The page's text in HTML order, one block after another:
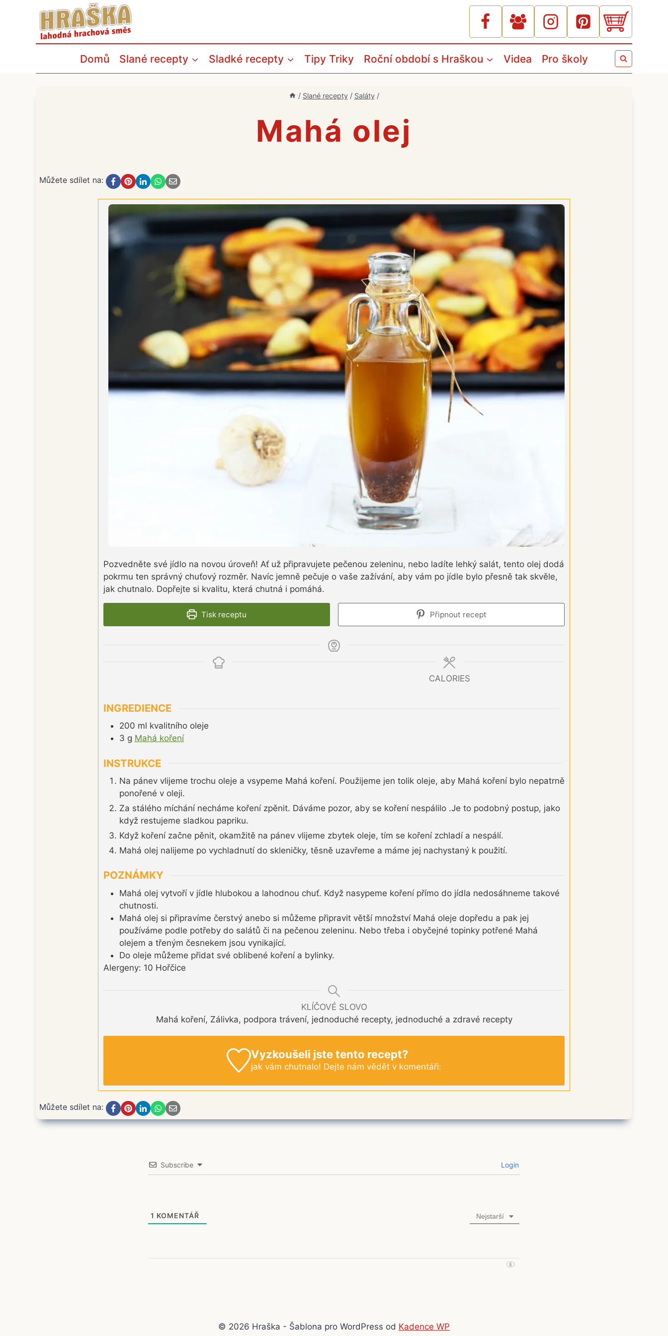
Domů Slané recepty Sladké recepty Tipy Triky Roční období s Hraškou Videa Pro školy
/ Slané recepty / Saláty /
Mahá olej
Můžete sdílet na:
Pozvedněte své jídlo na novou úroveň! Ať už připravujete pečenou zeleninu, nebo ladíte lehký salát, tento olej dodá
pokrmu ten správný chuťový rozměr. Navíc jemně pečuje o vaše zažívání, aby vám po jídle bylo přesně tak skvěle,
jak chutnalo. Dopřejte si kvalitu, která chutná i pomáhá.
Tisk receptu Připnout recept
CALORIES
INGREDIENCE
200 ml kvalitního oleje
3 g Mahá koření
INSTRUKCE
Na pánev vlijeme trochu oleje a vsypeme Mahá koření. Použijeme jen tolik oleje, aby Mahá koření bylo nepatrně
ponořené v oleji.
Za stálého míchání necháme koření zpěnit. Dáváme pozor, aby se koření nespálilo .Je to podobný postup, jako
když restujeme sladkou papriku.
Když koření začne pěnit, okamžitě na pánev vlijeme zbytek oleje, tím se koření zchladí a nespálí.
Mahá olej nalijeme po vychladnutí do skleničky, těsně uzavřeme a máme jej nachystaný k použití.
POZNÁMKY
Mahá olej vytvoří v jídle hlubokou a lahodnou chuť. Když nasypeme koření přímo do jídla nedosáhneme takové
chutnosti.
Mahá olej si připravíme čerstvý anebo si můžeme připravit větší množství Mahá oleje dopředu a pak jej
používáme podle potřeby do salátů či na pečenou zeleninu. Nebo třeba i obyčejné topinky potřené Mahá
olejem a třeným česnekem jsou vynikající.
Do oleje můžeme přidat své oblibené koření a bylinky.
Alergeny: 10 Hořčice
KLÍČOVÉ SLOVO
Mahá koření, Zálivka, podpora trávení, jednoduché recepty, jednoduché a zdravé recepty
Vyzkoušeli jste tento recept?
jak vám chutnalo! Dejte nám vědět v komentáři:
Můžete sdílet na:
Subscribe Login
1 KOMENTÁŘ Nejstarší
© 2026 Hraška - Šablona pro WordPress od Kadence WP